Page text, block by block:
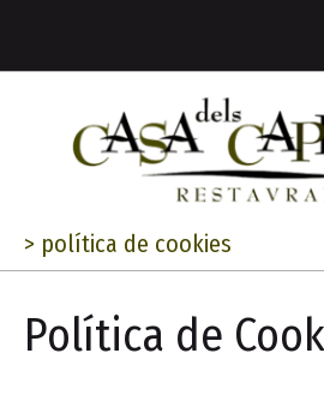
> política de cookies
Política de